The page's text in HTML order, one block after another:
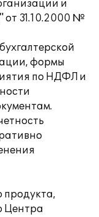
и
от 31.10.2000 №
формы
по НДФЛ и
продукта,
Центра